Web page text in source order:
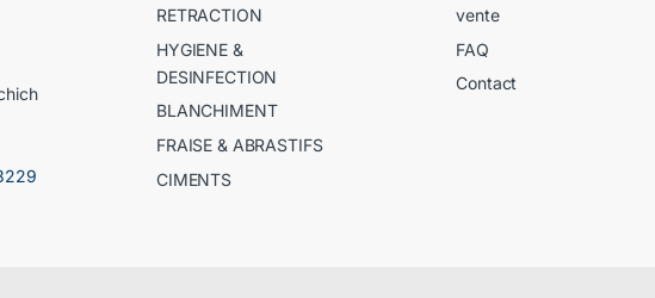
RETRACTION
HYGIENE &
DESINFECTION
BLANCHIMENT
FRAISE & ABRASTIFS
CIMENTS
vente
FAQ
Contact